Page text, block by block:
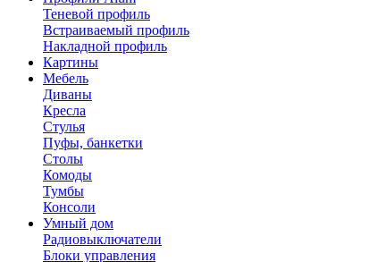
Теневой профиль
Встраиваемый профиль
Накладной профиль
Картины
Мебель
Диваны
Кресла
Стулья
Пуфы, банкетки
Столы
Комоды
Тумбы
Консоли
Умный дом
Радиовыключатели
Блоки управления